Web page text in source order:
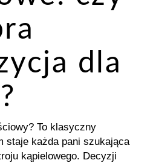
dla
To klasyczny
staje każda pani szukająca
kąpielowego. Decyzji